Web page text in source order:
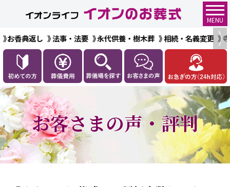
MENU
お香典返し 法事・法要 永代供養・樹木葬 相続・名義変更
お客さまの声・評判